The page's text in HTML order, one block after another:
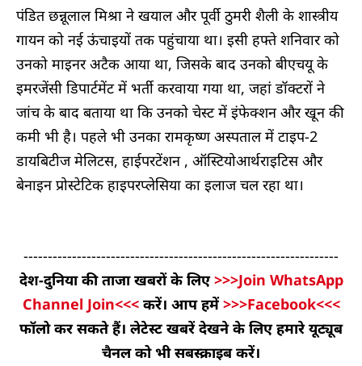
पंडित छन्नूलाल मिश्रा ने खयाल और पूर्वी ठुमरी शैली के शास्त्रीय
गायन को नई ऊंचाइयों तक पहुंचाया था। इसी हफ्ते शनिवार को
उनको माइनर अटैक आया था, जिसके बाद उनको बीएचयू के
इमरजेंसी डिपार्टमेंट में भर्ती करवाया गया था, जहां डॉक्टरों ने
जांच के बाद बताया था कि उनको चेस्ट में इंफेक्शन और खून की
कमी भी है। पहले भी उनका रामकृष्ण अस्पताल में टाइप-2
डायबिटीज मेलिटस, हाईपरटेंशन , ऑस्टियोआर्थराइटिस और
बेनाइन प्रोस्टेटिक हाइपरप्लेसिया का इलाज चल रहा था।
-----------------------------------------------------------------
देश-दुनिया की ताजा खबरों के लिए>>>Join WhatsApp
Channel Join<<< करें। आप हमें>>>Facebook<<<
फॉलो कर सकते हैं। लेटेस्ट खबरें देखने के लिए हमारे यूट्यूब
चैनल को भी सबस्क्राइब करें।